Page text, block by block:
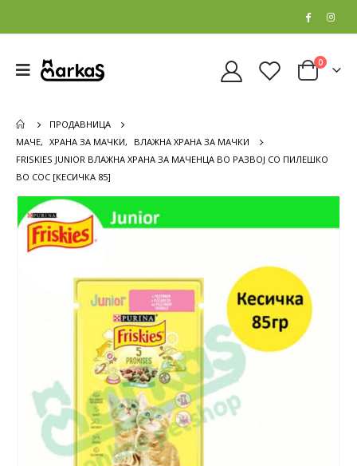
0
ПРОДАВНИЦА
МАЧЕ, ХРАНА ЗА МАЧКИ,
ВЛАЖНА ХРАНА ЗА МАЧКИ
FRISKIES JUNIOR ВЛАЖНА ХРАНА ЗА МАЧЕНЦА ВО РАЗВОЈ СО ПИЛЕШКО
ВО СОС [КЕСИЧКА 85]